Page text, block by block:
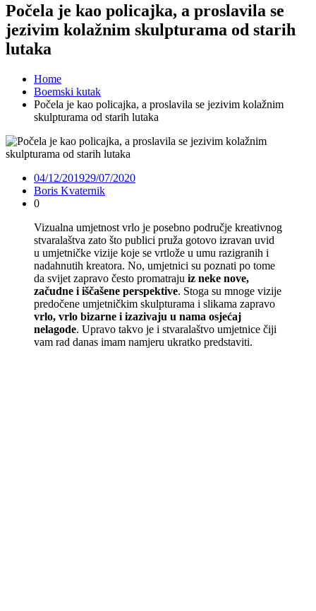
Počela je kao policajka, a proslavila se
jezivim kolažnim skulpturama od starih
lutaka
Home
Boemski kutak
Počela je kao policajka, a proslavila se jezivim kolažnim
skulpturama od starih lutaka
04/12/201929/07/2020
Boris Kvaternik
0
Vizualna umjetnost vrlo je posebno područje kreativnog
stvaralaštva zato što publici pruža gotovo izravan uvid
u umjetničke vizije koje se vrtlože u umu razigranih i
nadahnutih kreatora. No, umjetnici su poznati po tome
da svijet zapravo često promatraju iz neke nove,
začudne i iščašene perspektive. Stoga su mnoge vizije
predočene umjetničkim skulpturama i slikama zapravo
vrlo, vrlo bizarne i izazivaju u nama osjećaj
nelagode. Upravo takvo je i stvaralaštvo umjetnice čiji
vam rad danas imam namjeru ukratko predstaviti.